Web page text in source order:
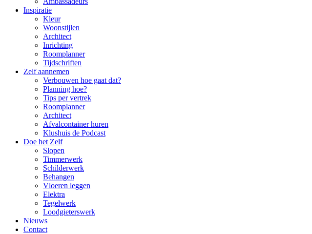
Inspiratie
Kleur
Woonstijlen
Architect
Inrichting
Roomplanner
Tijdschriften
Zelf aannemen
Verbouwen hoe gaat dat?
Planning hoe?
Tips per vertrek
Roomplanner
Architect
Afvalcontainer huren
Klushuis de Podcast
Doe het Zelf
Slopen
Timmerwerk
Schilderwerk
Behangen
Vloeren leggen
Elektra
Tegelwerk
Loodgieterswerk
Nieuws
Contact